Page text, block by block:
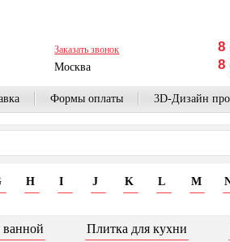
Заказать звонок
Москва
8
8
Формы оплаты 3D-Дизайн
H I J K L M
ванной Плитка для кухни